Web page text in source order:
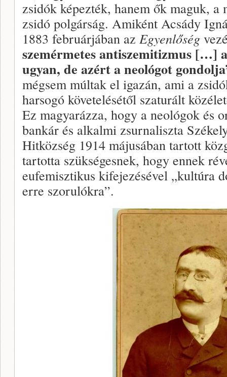
zsidók képezték, hanem ők maguk, a
zsidó polgárság. Amiként Acsády
1883 februárjában az Egyenlőség
szemérmetes antiszemitizmus […]
ugyan, de azért a neológot
mégsem múltak el igazán, ami a
harsogó követelésétől szaturált
Ez magyarázza, hogy a neológok és
bankár és alkalmi zsurnaliszta
Hitközség 1914 májusában tartott
tartotta szükségesnek, hogy ennek
eufemisztikus kifejezésével „kultúra
erre szorulókra”.